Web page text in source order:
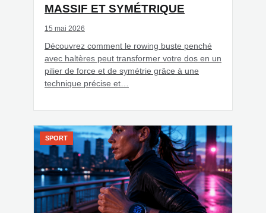
MASSIF ET SYMÉTRIQUE
15 mai 2026
Découvrez comment le rowing buste penché
avec haltères peut transformer votre dos en un
pilier de force et de symétrie grâce à une
technique précise et…
SPORT